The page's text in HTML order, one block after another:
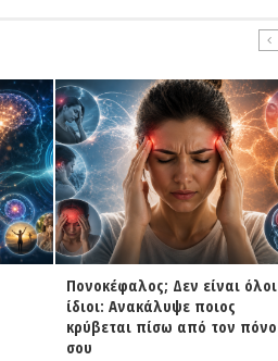
Πονοκέφαλος; Δεν είναι όλοι
ίδιοι: Ανακάλυψε ποιος
κρύβεται πίσω από τον πόνο
σου